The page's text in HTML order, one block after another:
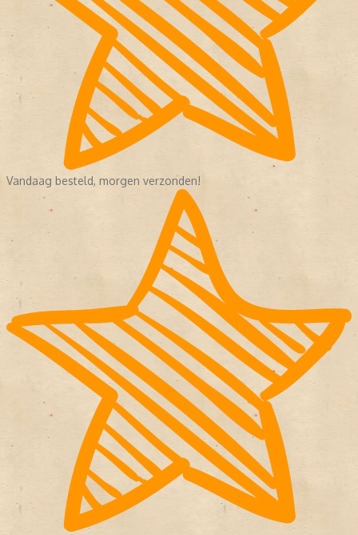
Vandaag besteld, morgen verzonden!